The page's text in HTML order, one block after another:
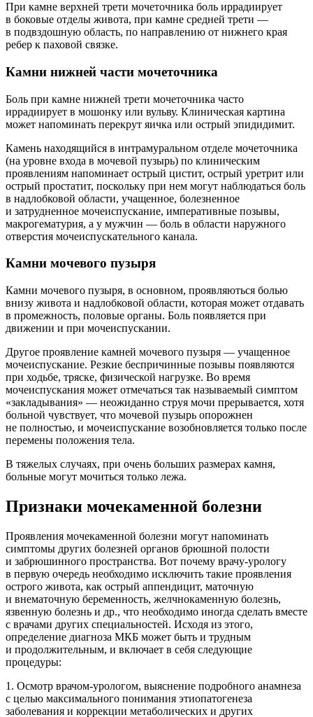
При камне верхней трети мочеточника боль иррадиирует
в боковые отделы живота, при камне средней трети —
в подвздошную область, по направлению от нижнего края
ребер к паховой связке.
Камни нижней части мочеточника
Боль при камне нижней трети мочеточника часто
иррадиирует в мошонку или вульву. Клиническая картина
может напоминать перекрут яичка или острый эпидидимит.
Камень находящийся в интрамуральном отделе мочеточника
(на уровне входа в мочевой пузырь) по клиническим
проявлениям напоминает острый цистит, острый уретрит или
острый простатит, поскольку при нем могут наблюдаться боль
в надлобковой области, учащенное, болезненное
и затрудненное мочеиспускание, императивные позывы,
макрогематурия, а у мужчин — боль в области наружного
отверстия мочеиспускательного канала.
Камни мочевого пузыря
Камни мочевого пузыря, в основном, проявляються болью
внизу живота и надлобковой области, которая может отдавать
в промежность, половые органы. Боль появляется при
движении и при мочеиспускании.
Другое проявление камней мочевого пузыря — учащенное
мочеиспускание. Резкие беспричинные позывы появляются
при ходьбе, тряске, физической нагрузке. Во время
мочеиспускания может отмечаться так называемый симптом
«закладывания» — неожиданно струя мочи прерывается, хотя
больной чувствует, что мочевой пузырь опорожнен
не полностью, и мочеиспускание возобновляется только после
перемены положения тела.
В тяжелых случаях, при очень больших размерах камня,
больные могут мочиться только лежа.
Признаки мочекаменной болезни
Проявления мочекаменной болезни могут напоминать
симптомы других болезней органов брюшной полости
и забрюшинного пространства. Вот почему врачу-урологу
в первую очередь необходимо исключить такие проявления
острого живота, как острый аппендицит, маточную
и внематочную беременность, желчнокаменную болезнь,
язвенную болезнь и др., что необходимо иногда сделать вместе
с врачами других специальностей. Исходя из этого,
определение диагноза МКБ может быть и трудным
и продолжительным, и включает в себя следующие
процедуры:
1. Осмотр врачом-урологом, выяснение подробного анамнеза
с целью максимального понимания этиопатогенеза
заболевания и коррекции метаболических и других